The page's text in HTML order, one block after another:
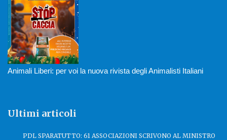
Animali Liberi: per voi la nuova rivista degli Animalisti Italiani
Ultimi articoli
PDL SPARATUTTO: 61 ASSOCIAZIONI SCRIVONO AL MINISTRO